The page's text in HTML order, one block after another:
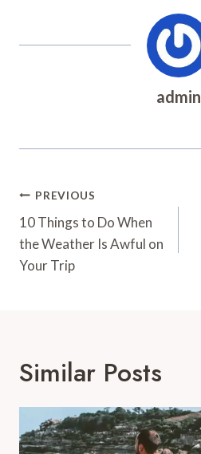
admin
Post
Navigation
PREVIOUS
10 Things to Do When
the Weather Is Awful on
Your Trip
Similar Posts